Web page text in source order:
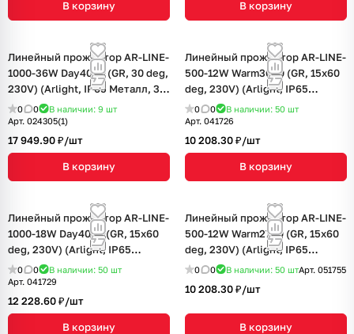
В корзину В корзину
Линейный прожектор AR-LINE-
1000-36W Day4000 (GR, 30 deg,
230V) (Arlight, IP65 Металл, 3
года)
0 0 В наличии: 9 шт
Арт. 024305(1)
17 949.90 ₽/шт
В корзину
Линейный прожектор AR-LINE-
500-12W Warm3000 (GR, 15x60
deg, 230V) (Arlight, IP65
Металл, 3 года)
0 0 В наличии: 50 шт
Арт. 041726
10 208.30 ₽/шт
В корзину
Линейный прожектор AR-LINE-
1000-18W Day4000 (GR, 15x60
deg, 230V) (Arlight, IP65
Металл, 3 года)
0 0 В наличии: 50 шт
Арт. 041729
12 228.60 ₽/шт
В корзину
Линейный прожектор AR-LINE-
500-12W Warm2700 (GR, 15x60
deg, 230V) (Arlight, IP65
Металл, 3 года)
0 0 В наличии: 50 штАрт. 051755
10 208.30 ₽/шт
В корзину